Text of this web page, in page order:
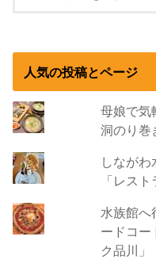
人気の投稿とページ
母娘で気
洞のり巻
しながわ
「レス
水族館へ
ードコー
ク品川」